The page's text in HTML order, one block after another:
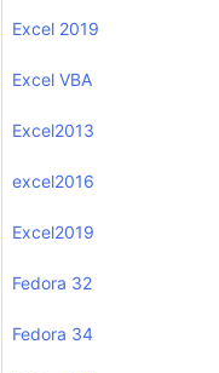
Excel 2019
Excel VBA
Excel2013
excel2016
Excel2019
Fedora 32
Fedora 34